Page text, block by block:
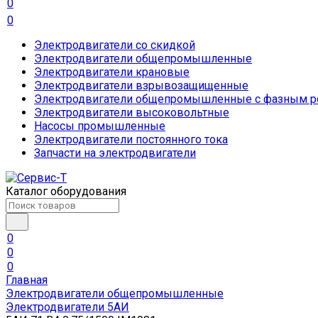
0
0
Электродвигатели со скидкой
Электродвигатели общепромышленные
Электродвигатели крановые
Электродвигатели взрывозащищенные
Электродвигатели общепромышленные с фазным
Электродвигатели высоковольтные
Насосы промышленные
Электродвигатели постоянного тока
Запчасти на электродвигатели
Каталог оборудования
0
0
0
Главная
Электродвигатели общепромышленные
Электродвигатели 5АИ